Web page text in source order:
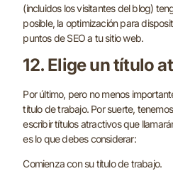
(incluidos los visitantes del blog)
posible, la optimización para
puntos de SEO a tu sitio web.
12. Elige un título
Por último, pero no menos
título de trabajo. Por suerte,
escribir títulos atractivos que
es lo que debes considerar:
Comienza con su título de trabajo.